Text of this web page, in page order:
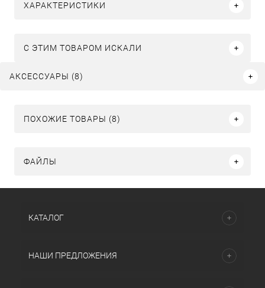
ХАРАКТЕРИСТИКИ
C ЭТИМ ТОВАРОМ ИСКАЛИ
АКСЕССУАРЫ (8)
ПОХОЖИЕ ТОВАРЫ (8)
ФАЙЛЫ
КАТАЛОГ
НАШИ ПРЕДЛОЖЕНИЯ